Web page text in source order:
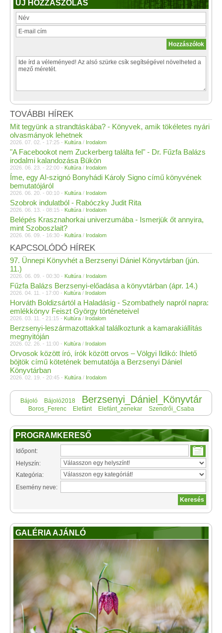
ÚJ HOZZÁSZÓLÁS
TOVÁBBI HÍREK
Mit tegyünk a strandtáskába? - Könyvek, amik tökéletes nyári
olvasmányok lehetnek
2026. 07. 02. - 17:25 - Kultúra / Irodalom
"A Facebookot nem Zuckerberg találta fel" - Dr. Fűzfa Balázs
irodalmi kalandozása Bükön
2026. 06. 23. - 22:00 - Kultúra / Irodalom
Íme, egy AI-szignó Bonyhádi Károly Signo című könyvének
bemutatójáról
2026. 06. 20. - 00:10 - Kultúra / Irodalom
Szobrok indulatból - Rabóczky Judit Rita
2026. 06. 13. - 08:15 - Kultúra / Irodalom
Belépés Krasznahorkai univerzumába - Ismerjük őt annyira,
mint Szoboszlait?
2026. 06. 09. - 16:30 - Kultúra / Irodalom
KAPCSOLÓDÓ HÍREK
97. Ünnepi Könyvhét a Berzsenyi Dániel Könyvtárban (jún.
11.)
2026. 06. 09. - 00:30 - Kultúra / Irodalom
Fűzfa Balázs Berzsenyi-előadása a könyvtárban (ápr. 14.)
2026. 04. 11. - 17:00 - Kultúra / Irodalom
Horváth Boldizsártól a Haladásig - Szombathely napról napra:
emlékkönyv Feiszt György történeteivel
2026. 03. 11. - 21:15 - Kultúra / Irodalom
Berzsenyi-leszármazottakkal találkoztunk a kamarakiállítás
megnyitóján
2026. 02. 26. - 11:00 - Kultúra / Irodalom
Orvosok között író, írók között orvos – Völgyi Ildikó: Ihlető
böjtök című kötetének bemutatója a Berzsenyi Dániel
Könyvtárban
2026. 02. 19. - 20:45 - Kultúra / Irodalom
Bájoló Bájoló2018 Berzsenyi_Dániel_Könyvtár
Boros_Ferenc Elefánt Elefánt_zenekar Szendrői_Csaba
PROGRAMKERESŐ
Időpont:
Helyszín:
Kategória:
Esemény neve:
GALÉRIA AJÁNLÓ